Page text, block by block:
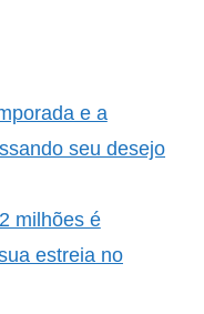
e a
seu desejo
milhões é
estreia no